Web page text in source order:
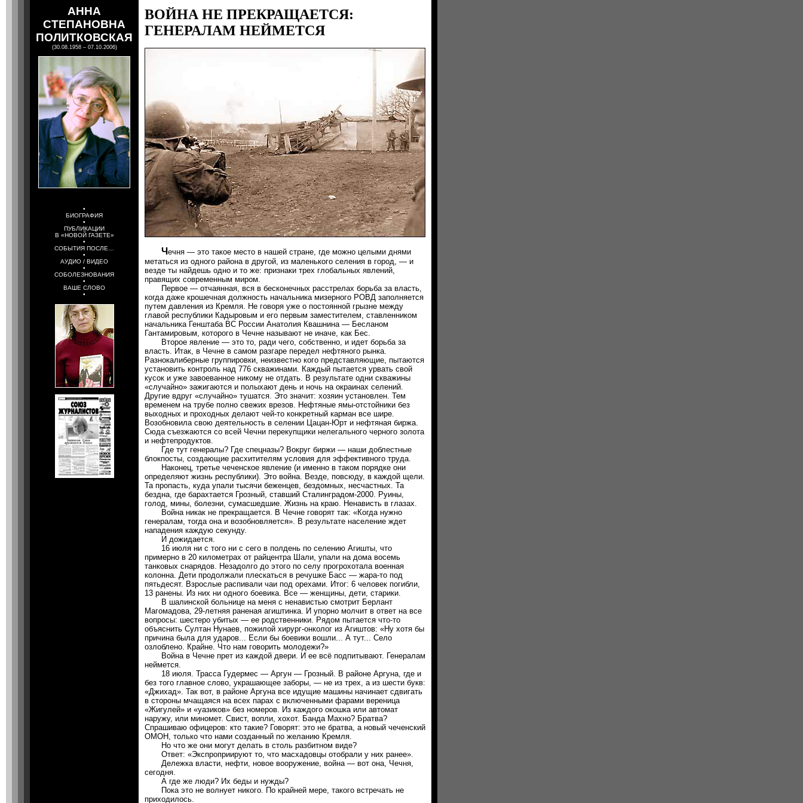
АННА
СТЕПАНОВНА
ПОЛИТКОВСКАЯ
(30.08.1958 – 07.10.2006)
•
БИОГРАФИЯ
•
ПУБЛИКАЦИИ
В «НОВОЙ ГАЗЕТЕ»
•
СОБЫТИЯ ПОСЛЕ…
•
АУДИО / ВИДЕО
•
СОБОЛЕЗНОВАНИЯ
•
ВАШЕ СЛОВО
•
ВОЙНА НЕ ПРЕКРАЩАЕТСЯ:
ГЕНЕРАЛАМ НЕЙМЕТСЯ
Ч ечня — это такое место в нашей стране, где можно целыми днями
метаться из одного района в другой, из маленького селения в город, — и
везде ты найдешь одно и то же: признаки трех глобальных явлений,
правящих современным миром.
Первое — отчаянная, вся в бесконечных расстрелах борьба за власть,
когда даже крошечная должность начальника мизерного РОВД заполняется
путем давления из Кремля. Не говоря уже о постоянной грызне между
главой республики Кадыровым и его первым заместителем, ставленником
начальника Генштаба ВС России Анатолия Квашнина — Бесланом
Гантамировым, которого в Чечне называют не иначе, как Бес.
Второе явление — это то, ради чего, собственно, и идет борьба за
власть. Итак, в Чечне в самом разгаре передел нефтяного рынка.
Разнокалиберные группировки, неизвестно кого представляющие, пытаются
установить контроль над 776 скважинами. Каждый пытается урвать свой
кусок и уже завоеванное никому не отдать. В результате одни скважины
«случайно» зажигаются и полыхают день и ночь на окраинах селений.
Другие вдруг «случайно» тушатся. Это значит: хозяин установлен. Тем
временем на трубе полно свежих врезов. Нефтяные ямы-отстойники без
выходных и проходных делают чей-то конкретный карман все шире.
Возобновила свою деятельность в селении Цацан-Юрт и нефтяная биржа.
Сюда съезжаются со всей Чечни перекупщики нелегального черного золота
и нефтепродуктов.
Где тут генералы? Где спецназы? Вокруг биржи — наши доблестные
блокпосты, создающие расхитителям условия для эффективного труда.
Наконец, третье чеченское явление (и именно в таком порядке они
определяют жизнь республики). Это война. Везде, повсюду, в каждой щели.
Та пропасть, куда упали тысячи беженцев, бездомных, несчастных. Та
бездна, где барахтается Грозный, ставший Сталинградом-2000. Руины,
голод, мины, болезни, сумасшедшие. Жизнь на краю. Ненависть в глазах.
Война никак не прекращается. В Чечне говорят так: «Когда нужно
генералам, тогда она и возобновляется». В результате население ждет
нападения каждую секунду.
И дожидается.
16 июля ни с того ни с сего в полдень по селению Агишты, что
примерно в 20 километрах от райцентра Шали, упали на дома восемь
танковых снарядов. Незадолго до этого по селу прогрохотала военная
колонна. Дети продолжали плескаться в речушке Басс — жара-то под
пятьдесят. Взрослые распивали чаи под орехами. Итог: 6 человек погибли,
13 ранены. Из них ни одного боевика. Все — женщины, дети, старики.
В шалинской больнице на меня с ненавистью смотрит Берлант
Магомадова, 29-летняя раненая агиштинка. И упорно молчит в ответ на все
вопросы: шестеро убитых — ее родственники. Рядом пытается что-то
объяснить Султан Нунаев, пожилой хирург-онколог из Агиштов: «Ну хотя бы
причина была для ударов... Если бы боевики вошли... А тут... Село
озлоблено. Крайне. Что нам говорить молодежи?»
Война в Чечне прет из каждой двери. И ее всё подпитывают. Генералам
неймется.
18 июля. Трасса Гудермес — Аргун — Грозный. В районе Аргуна, где и
без того главное слово, украшающее заборы, — не из трех, а из шести букв:
«Джихад». Так вот, в районе Аргуна все идущие машины начинает сдвигать
в стороны мчащаяся на всех парах с включенными фарами вереница
«Жигулей» и «уазиков» без номеров. Из каждого окошка или автомат
наружу, или миномет. Свист, вопли, хохот. Банда Махно? Братва?
Спрашиваю офицеров: кто такие? Говорят: это не братва, а новый чеченский
ОМОН, только что нами созданный по желанию Кремля.
Но что же они могут делать в столь разбитном виде?
Ответ: «Экспроприируют то, что масхадовцы отобрали у них ранее».
Дележка власти, нефти, новое вооружение, война — вот она, Чечня,
сегодня.
А где же люди? Их беды и нужды?
Пока это не волнует никого. По крайней мере, такого встречать не
приходилось.